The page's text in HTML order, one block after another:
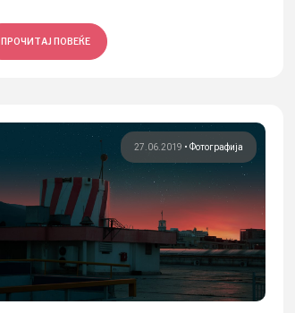
ПРОЧИТАЈ ПОВЕЌЕ
27.06.2019 •Фотографија